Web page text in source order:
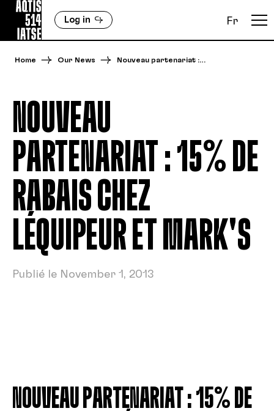
Log in Fr
Home Our News Nouveau partenariat :…
NOUVEAU
PARTENARIAT : 15% DE
RABAIS CHEZ
LÉQUIPEUR ET MARK'S
Publié le November 1, 2013
NOUVEAU PARTENARIAT : 15% DE